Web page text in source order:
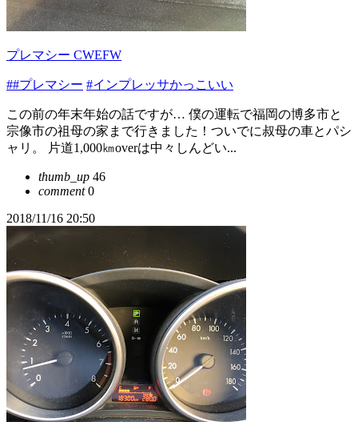
プレマシー CWEFW
##プレマシー #インプレッサかっこいい
この前の年末年始の話ですが… 僕の運転で福岡の博多市と
宗像市の祖母の家まで行きました！ついでに叔母の車とパシ
ャリ。 片道1,000㎞overは中々しんどい...
thumb_up 46
comment0
2018/11/16 20:50